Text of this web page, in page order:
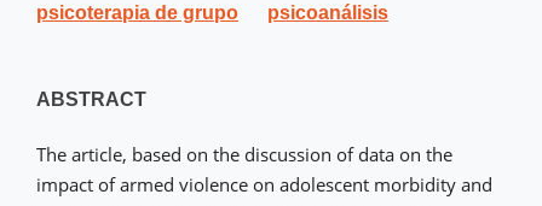
psicoterapia de grupo
psicoanálisis
ABSTRACT
The article, based on the discussion of data on the
impact of armed violence on adolescent morbidity and